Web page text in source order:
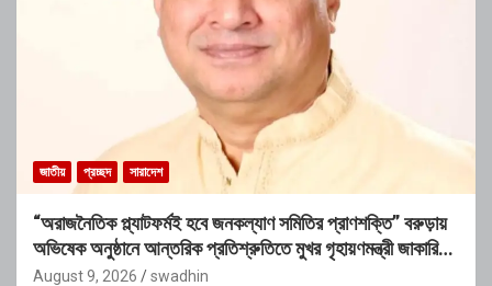
জাতীয় প্রচ্ছদ সারাদেশ
“অরাজনৈতিক প্ল্যাটফর্মই হবে জনকল্যাণ সমিতির প্রাণশক্তি” বরুড়ায়
অভিষেক অনুষ্ঠানে আন্তরিক প্রতিশ্রুতিতে মুখর গৃহায়ণমন্ত্রী জাকারিয়া
তাহের
August 9, 2026 swadhin